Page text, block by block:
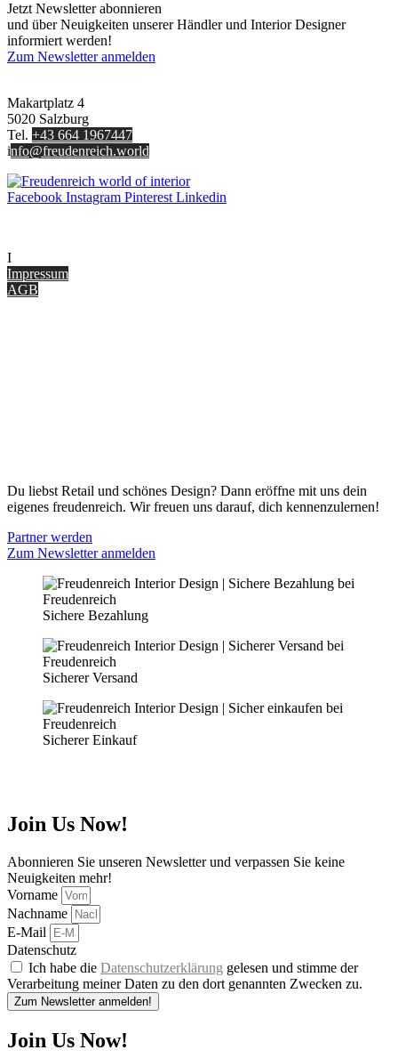
Jetzt Newsletter abonnieren
und über Neuigkeiten unserer Händler und Interior Designer
informiert werden!
Zum Newsletter anmelden
Makartplatz 4
5020 Salzburg
Tel. +43 664 1967447
info@freudenreich.world
Facebook Instagram Pinterest Linkedin
I
Impressum
AGB
Du liebst Retail und schönes Design? Dann eröffne mit uns dein
eigenes freudenreich. Wir freuen uns darauf, dich kennenzulernen!
Partner werden
Zum Newsletter anmelden
Sichere Bezahlung
Sicherer Versand
Sicherer Einkauf
Join Us Now!
Abonnieren Sie unseren Newsletter und verpassen Sie keine
Neuigkeiten mehr!
Vorname
Nachname
E-Mail
Datenschutz
Ich habe die Datenschutzerklärung gelesen und stimme der
Verarbeitung meiner Daten zu den dort genannten Zwecken zu.
Zum Newsletter anmelden!
Join Us Now!